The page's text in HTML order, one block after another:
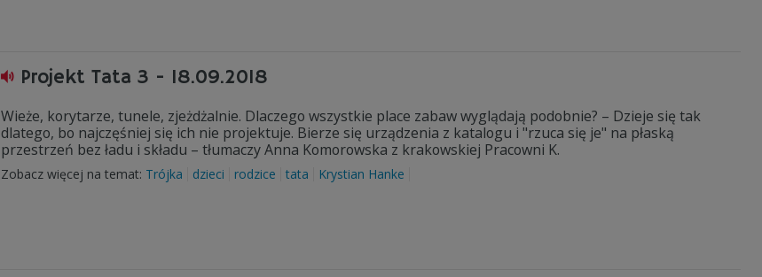
Projekt Tata 3 - 18.09.2018
Wieże, korytarze, tunele, zjeżdżalnie. Dlaczego wszystkie place zabaw wyglądają podobnie? – Dzieje się tak
dlatego, bo najczęśniej się ich nie projektuje. Bierze się urządzenia z katalogu i "rzuca się je" na płaską
przestrzeń bez ładu i składu – tłumaczy Anna Komorowska z krakowskiej Pracowni K.
Zobacz więcej na temat: Trójka dzieci rodzice tata Krystian Hanke